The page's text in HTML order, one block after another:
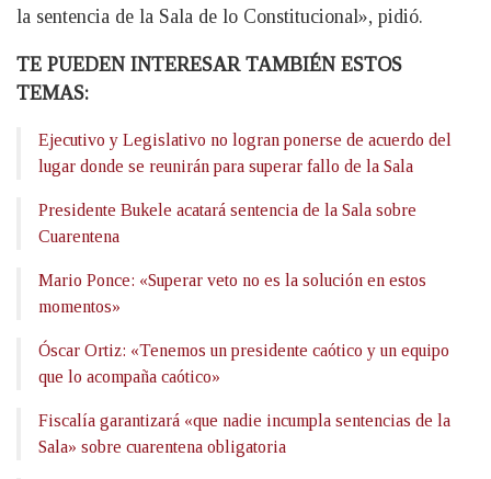
la sentencia de la Sala de lo Constitucional», pidió.
TE PUEDEN INTERESAR TAMBIÉN ESTOS
TEMAS:
Ejecutivo y Legislativo no logran ponerse de acuerdo del
lugar donde se reunirán para superar fallo de la Sala
Presidente Bukele acatará sentencia de la Sala sobre
Cuarentena
Mario Ponce: «Superar veto no es la solución en estos
momentos»
Óscar Ortiz: «Tenemos un presidente caótico y un equipo
que lo acompaña caótico»
Fiscalía garantizará «que nadie incumpla sentencias de la
Sala» sobre cuarentena obligatoria